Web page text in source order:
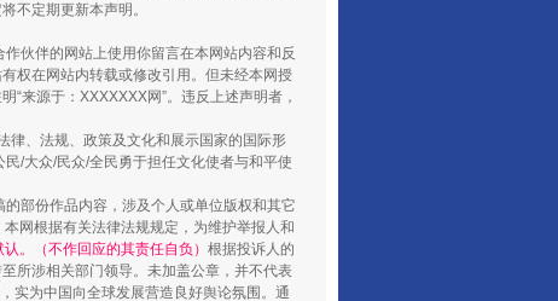
行业协会接连发公告
不定期更新本声明。
伙伴的网站上使用你留言在本网站内容和反
权在网站内转载或修改引用。但未经本网授
来源于：XXXXXXX网”。违反上述声明者，
律、法规、政策及文化和展示国家的国际形
/大众/民众/全民勇于担任文化使者与和平使
部份作品内容，涉及个人或单位版权和其它
网根据有关法律法规规定，为维护举报人和
。（不作回应的其责任自负） 根据投诉人的
所涉相关部门领导。未加盖公章，并不代表
实为中国向全球发展营造良好舆论氛围。通